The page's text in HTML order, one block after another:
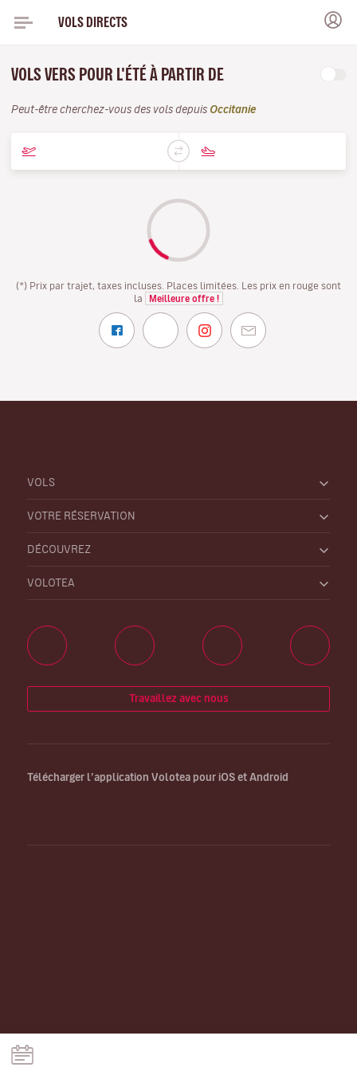
VOLS DIRECTS
VOLS VERS POUR L'ÉTÉ À PARTIR DE
Peut-être cherchez-vous des vols depuis Occitanie
(*) Prix par trajet, taxes incluses. Places limitées. Les prix en rouge sont
la
Meilleure offre !
VOLS
VOTRE RÉSERVATION
DÉCOUVREZ
VOLOTEA
Travaillez avec nous
Télécharger l’application Volotea pour iOS et Android